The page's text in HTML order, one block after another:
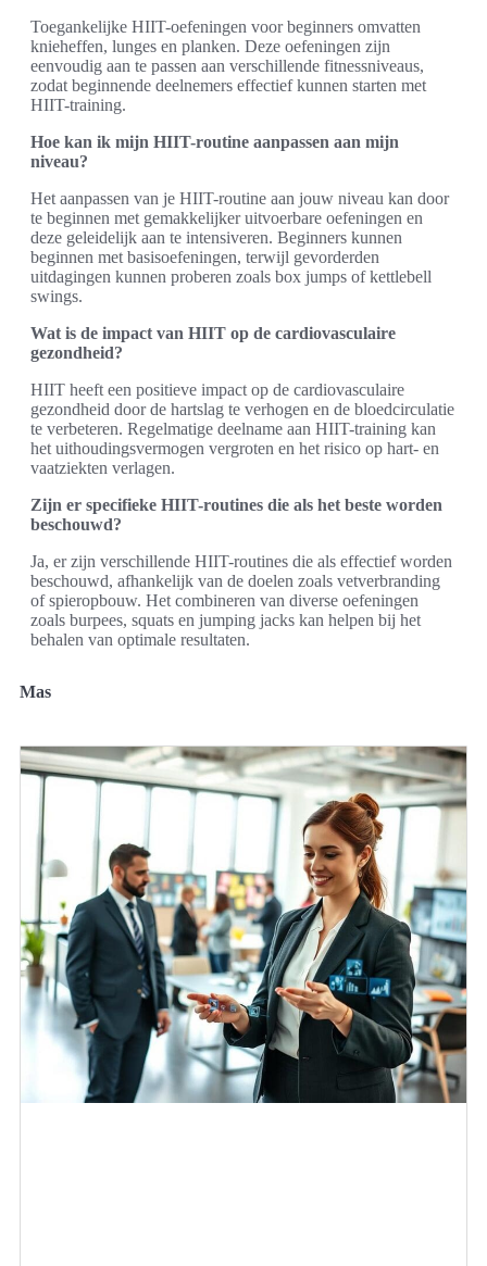
Toegankelijke HIIT-oefeningen voor beginners omvatten
knieheffen, lunges en planken. Deze oefeningen zijn
eenvoudig aan te passen aan verschillende fitnessniveaus,
zodat beginnende deelnemers effectief kunnen starten met
HIIT-training.
Hoe kan ik mijn HIIT-routine aanpassen aan mijn
niveau?
Het aanpassen van je HIIT-routine aan jouw niveau kan door
te beginnen met gemakkelijker uitvoerbare oefeningen en
deze geleidelijk aan te intensiveren. Beginners kunnen
beginnen met basisoefeningen, terwijl gevorderden
uitdagingen kunnen proberen zoals box jumps of kettlebell
swings.
Wat is de impact van HIIT op de cardiovasculaire
gezondheid?
HIIT heeft een positieve impact op de cardiovasculaire
gezondheid door de hartslag te verhogen en de bloedcirculatie
te verbeteren. Regelmatige deelname aan HIIT-training kan
het uithoudingsvermogen vergroten en het risico op hart- en
vaatziekten verlagen.
Zijn er specifieke HIIT-routines die als het beste worden
beschouwd?
Ja, er zijn verschillende HIIT-routines die als effectief worden
beschouwd, afhankelijk van de doelen zoals vetverbranding
of spieropbouw. Het combineren van diverse oefeningen
zoals burpees, squats en jumping jacks kan helpen bij het
behalen van optimale resultaten.
Mas